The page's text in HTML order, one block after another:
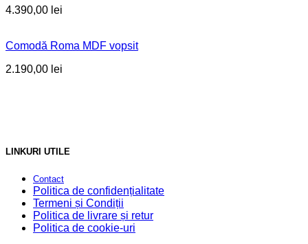
4.390,00 lei
Comodă Roma MDF vopsit
2.190,00 lei
LINKURI UTILE
Contact
Politica de confidențialitate
Termeni și Condiții
Politica de livrare și retur
Politica de cookie-uri